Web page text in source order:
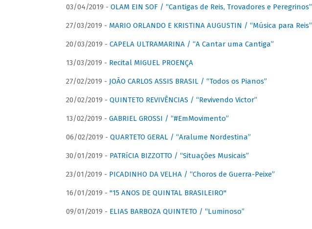
03/04/2019 - OLAM EIN SOF / “Cantigas de Reis, Trovadores e Peregrinos”
27/03/2019 - MARIO ORLANDO E KRISTINA AUGUSTIN / “Música para Reis”
20/03/2019 - CAPELA ULTRAMARINA / “A Cantar uma Cantiga”
13/03/2019 - Recital MIGUEL PROENÇA
27/02/2019 - JOÃO CARLOS ASSIS BRASIL / “Todos os Pianos”
20/02/2019 - QUINTETO REVIVÊNCIAS / “Revivendo Victor”
13/02/2019 - GABRIEL GROSSI / “#EmMovimento”
06/02/2019 - QUARTETO GERAL / “Aralume Nordestina”
30/01/2019 - PATRíCIA BIZZOTTO / “Situações Musicais”
23/01/2019 - PICADINHO DA VELHA / “Choros de Guerra-Peixe”
16/01/2019 - "15 ANOS DE QUINTAL BRASILEIRO"
09/01/2019 - ELIAS BARBOZA QUINTETO / “Luminoso”